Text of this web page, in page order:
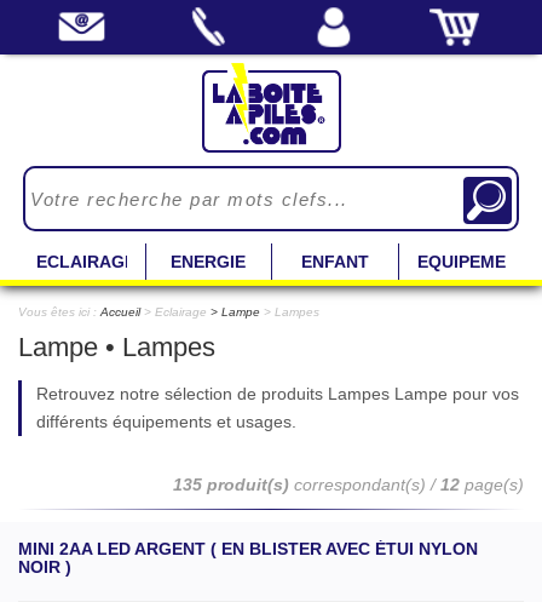
ECLAIRAGE ENERGIE ENFANT EQUIPEMENT
Vous êtes ici : Accueil> Eclairage Lampe > Lampes
Lampe • Lampes
Retrouvez notre sélection de produits Lampes Lampe pour vos
différents équipements et usages.
135 produit(s) correspondant(s) /12 page(s)
MINI 2AA LED ARGENT ( EN BLISTER AVEC ÉTUI NYLON
NOIR )